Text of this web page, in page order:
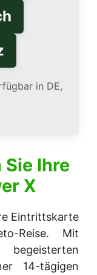
in DE,
Ihre
X
Eintrittskarte
Reise. Mit
14-tägigen